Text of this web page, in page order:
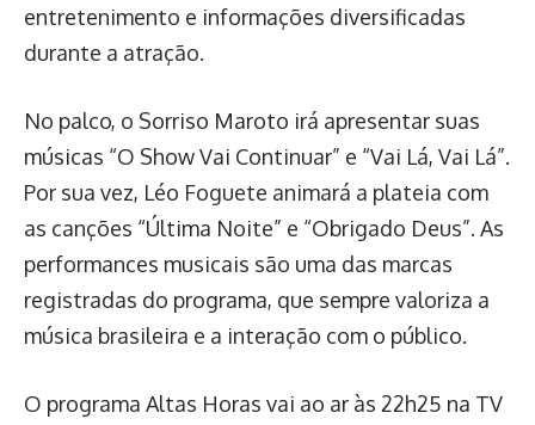
entretenimento e informações diversificadas
durante a atração.
No palco, o Sorriso Maroto irá apresentar suas
músicas “O Show Vai Continuar” e “Vai Lá, Vai Lá”.
Por sua vez, Léo Foguete animará a plateia com
as canções “Última Noite” e “Obrigado Deus”. As
performances musicais são uma das marcas
registradas do programa, que sempre valoriza a
música brasileira e a interação com o público.
O programa Altas Horas vai ao ar às 22h25 na TV